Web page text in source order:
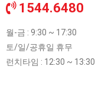
1544.6480
월-금 : 9:30 ~ 17:30
토/일/공휴일 휴무
런치타임 : 12:30 ~ 13:30